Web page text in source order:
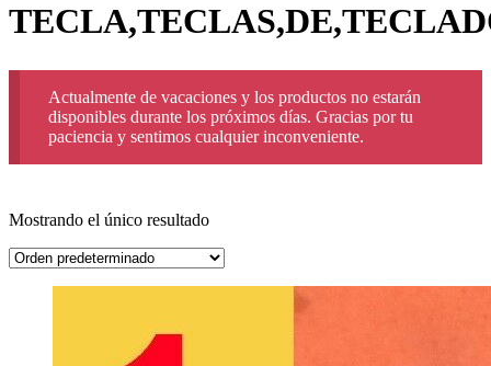
Actualmente de vacaciones y los productos no estarán
disponibles durante los próximos días. Gracias por tu
paciencia y sentimos cualquier inconveniente.
Mostrando el único resultado